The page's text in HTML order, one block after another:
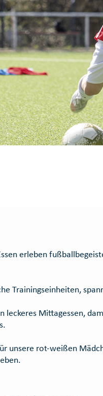
erleben
Trainingseinheiten,
leckeres Mittagessen,
unsere rot-weißen